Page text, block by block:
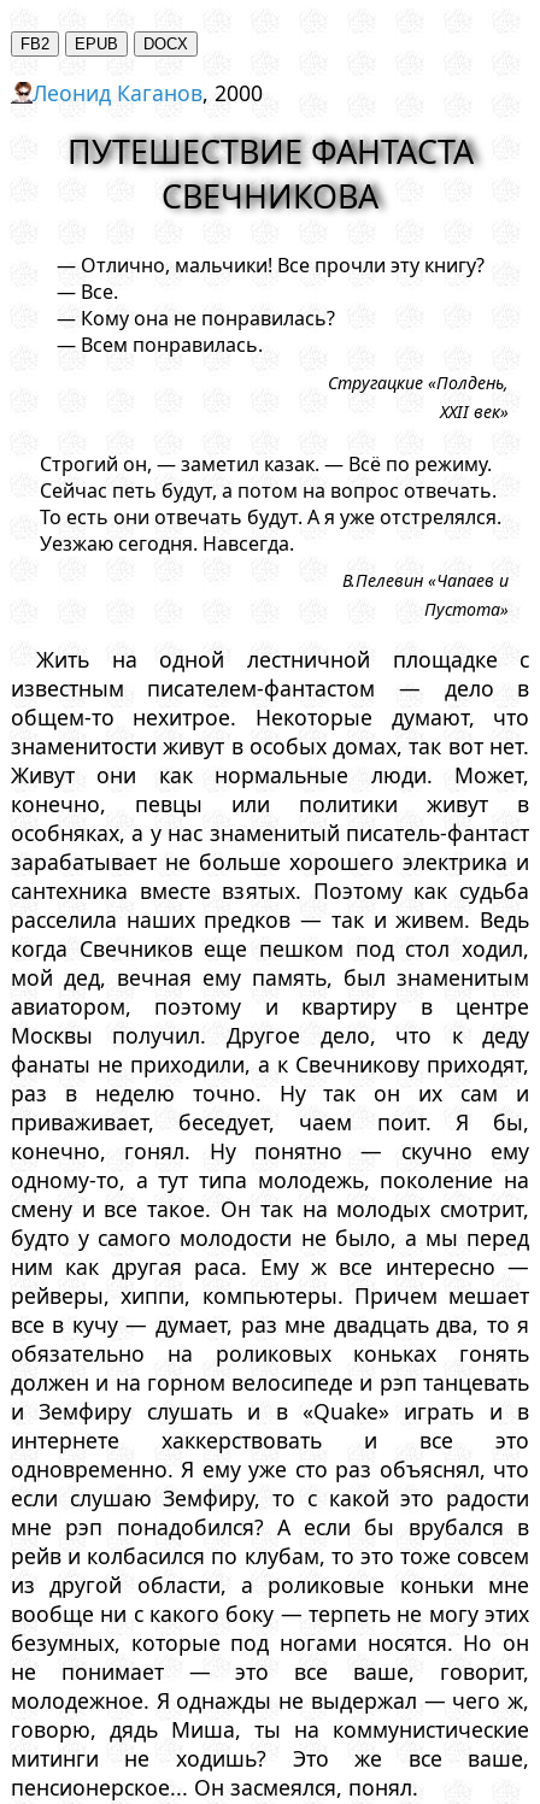
Леонид Каганов, 2000
ПУТЕШЕСТВИЕ ФАНТАСТА
СВЕЧНИКОВА
— Отлично, мальчики! Все прочли эту книгу?
— Все.
— Кому она не понравилась?
— Всем понравилась.
Стругацкие «Полдень,
XXII век»
Строгий он, — заметил казак. — Всё по режиму.
Сейчас петь будут, а потом на вопрос отвечать.
То есть они отвечать будут. А я уже отстрелялся.
Уезжаю сегодня. Навсегда.
В.Пелевин «Чапаев и
Пустота»
Жить на одной лестничной площадке с
известным писателем-фантастом — дело в
общем-то нехитрое. Некоторые думают, что
знаменитости живут в особых домах, так вот нет.
Живут они как нормальные люди. Может,
конечно, певцы или политики живут в
особняках, а у нас знаменитый писатель-фантаст
зарабатывает не больше хорошего электрика и
сантехника вместе взятых. Поэтому как судьба
расселила наших предков — так и живем. Ведь
когда Свечников еще пешком под стол ходил,
мой дед, вечная ему память, был знаменитым
авиатором, поэтому и квартиру в центре
Москвы получил. Другое дело, что к деду
фанаты не приходили, а к Свечникову приходят,
раз в неделю точно. Ну так он их сам и
приваживает, беседует, чаем поит. Я бы,
конечно, гонял. Ну понятно — скучно ему
одному-то, а тут типа молодежь, поколение на
смену и все такое. Он так на молодых смотрит,
будто у самого молодости не было, а мы перед
ним как другая раса. Ему ж все интересно —
рейверы, хиппи, компьютеры. Причем мешает
все в кучу — думает, раз мне двадцать два, то я
обязательно на роликовых коньках гонять
должен и на горном велосипеде и рэп танцевать
и Земфиру слушать и в «Quake» играть и в
интернете хаккерствовать и все это
одновременно. Я ему уже сто раз объяснял, что
если слушаю Земфиру, то с какой это радости
мне рэп понадобился? А если бы врубался в
рейв и колбасился по клубам, то это тоже совсем
из другой области, а роликовые коньки мне
вообще ни с какого боку — терпеть не могу этих
безумных, которые под ногами носятся. Но он
не понимает — это все ваше, говорит,
молодежное. Я однажды не выдержал — чего ж,
говорю, дядь Миша, ты на коммунистические
митинги не ходишь? Это же все ваше,
пенсионерское... Он засмеялся, понял.